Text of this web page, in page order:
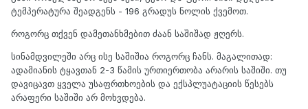
ტემპერატურა შეადგენს - 196 გრადუს ნოლის ქვემოთ.
როგორც თქვენ დამეთანხმებით ძაან საშიშად ჟღერს.
სინამდვილეში არც ისე საშიშია როგორც ჩანს. მაგალითად:
ადამიანის ტყავთან 2-3 წამის ურთიერთობა არარის საშიში. თუ
დავიცავთ ყველა უსაფრთხოების და ექსპლუატაციის წესებს
არაფერი საშიში არ მოხვდება.